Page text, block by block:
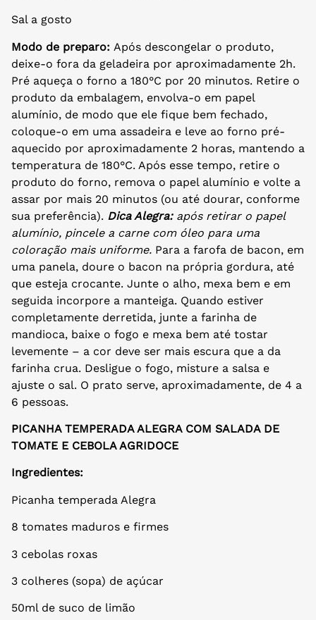
Sal a gosto
Modo de preparo: Após descongelar o produto,
deixe-o fora da geladeira por aproximadamente 2h.
Pré aqueça o forno a 180°C por 20 minutos. Retire o
produto da embalagem, envolva-o em papel
alumínio, de modo que ele fique bem fechado,
coloque-o em uma assadeira e leve ao forno pré-
aquecido por aproximadamente 2 horas, mantendo a
temperatura de 180°C. Após esse tempo, retire o
produto do forno, remova o papel alumínio e volte a
assar por mais 20 minutos (ou até dourar, conforme
sua preferência). Dica Alegra:após retirar o papel
alumínio, pincele a carne com óleo para uma
coloração mais uniforme. Para a farofa de bacon, em
uma panela, doure o bacon na própria gordura, até
que esteja crocante. Junte o alho, mexa bem e em
seguida incorpore a manteiga. Quando estiver
completamente derretida, junte a farinha de
mandioca, baixe o fogo e mexa bem até tostar
levemente – a cor deve ser mais escura que a da
farinha crua. Desligue o fogo, misture a salsa e
ajuste o sal. O prato serve, aproximadamente, de 4 a
6 pessoas.
PICANHA TEMPERADA ALEGRA COM SALADA DE
TOMATE E CEBOLA AGRIDOCE
Ingredientes:
Picanha temperada Alegra
8 tomates maduros e firmes
3 cebolas roxas
3 colheres (sopa) de açúcar
50ml de suco de limão